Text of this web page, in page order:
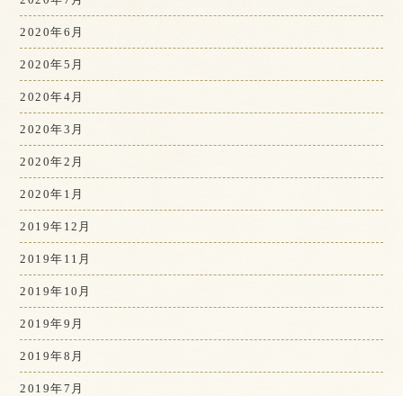
2020年6月
2020年5月
2020年4月
2020年3月
2020年2月
2020年1月
2019年12月
2019年11月
2019年10月
2019年9月
2019年8月
2019年7月